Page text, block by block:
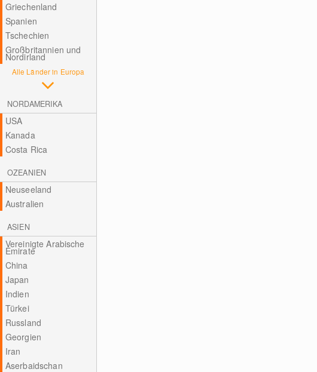
Griechenland
Spanien
Tschechien
Großbritannien und
Nordirland
Alle Länder in Europa
NORDAMERIKA
USA
Kanada
Costa Rica
OZEANIEN
Neuseeland
Australien
ASIEN
Vereinigte Arabische
Emirate
China
Japan
Indien
Türkei
Russland
Georgien
Iran
Aserbaidschan